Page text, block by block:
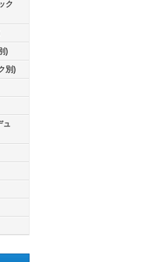
ク
)
別)
ュ